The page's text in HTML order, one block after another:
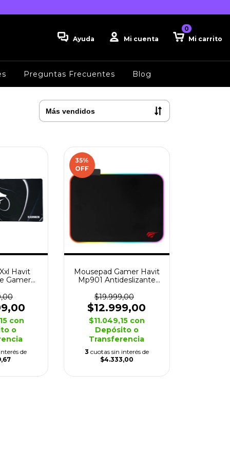
Ayuda Mi cuenta Mi carrito
0
Preguntas Frecuentes Blog
Havit
Gamer
con
o
de
35%
OFF
Mousepad Gamer Havit
Mp901 Antideslizante
$19.999,00
$12.999,00
$11.049,15 con
Depósito o
Transferencia
3 cuotas sin interés de
$4.333,00